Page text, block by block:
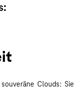
Clouds: Sie